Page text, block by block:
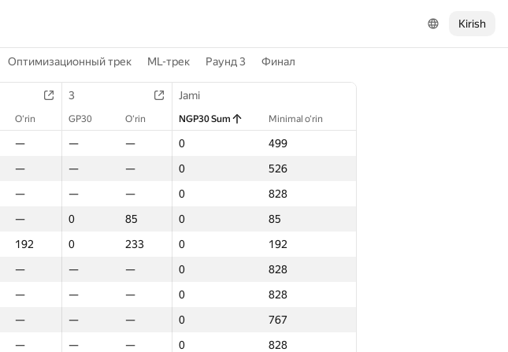
Kirish
Оптимизационный трек ML-трек Раунд 3 Финал
3 Jami
O‘rin GP30 O‘rin NGP30 Sum Minimal o‘rin
— — — 0
499
— — — 0
526
— — — 0
828
— 0 85 0
85
192 0 233 0
192
— — — 0
828
— — — 0
828
— — — 0
767
— — — 0
828